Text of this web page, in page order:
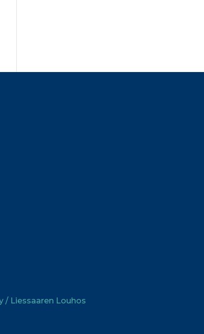
/ Liessaaren Louhos